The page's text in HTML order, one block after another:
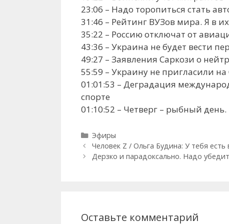
23:06 – Надо торопиться стать
31:46 – Рейтинг ВУЗов мира. Я в
35:22 – Россию отключат от
43:36 – Украина не будет вести
49:27 – Заявления Саркози о
55:59 – Украину не пригласили
01:01:53 – Деградация
спорте
01:10:52 – Четверг – рыбный
Рубрики
Эфиры
Человек Z / Ольга Будина: У тебя
Дерзко и парадоксально. Надо
Оставьте комментарий